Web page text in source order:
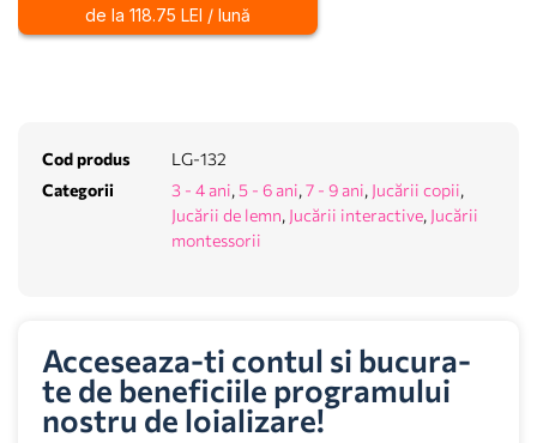
de la 118.75 LEI / lună
Cod produs
LG-132
Categorii
3 - 4 ani, 5 - 6 ani, 7 - 9 ani, Jucării copii,
Jucării de lemn, Jucării interactive, Jucării
montessorii
Acceseaza-ti contul si bucura-
te de beneficiile programului
nostru de loializare!